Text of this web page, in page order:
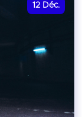
12 Déc.